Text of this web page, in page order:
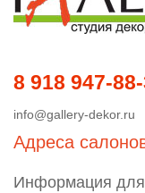
8 918 947-
info@gallery-dekor.ru
Адреса
Информация для